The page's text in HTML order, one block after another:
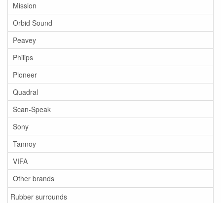
Mission
Orbid Sound
Peavey
Philips
Pioneer
Quadral
Scan-Speak
Sony
Tannoy
VIFA
Other brands
Rubber surrounds